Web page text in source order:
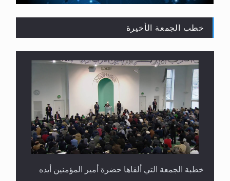
لا ناسخ ولا منسوخ في القرآن الكريم
خطب الجمعة الأخيرة
خطبة الجمعة التي ألقاها حضرة أمير المؤمنين أيده